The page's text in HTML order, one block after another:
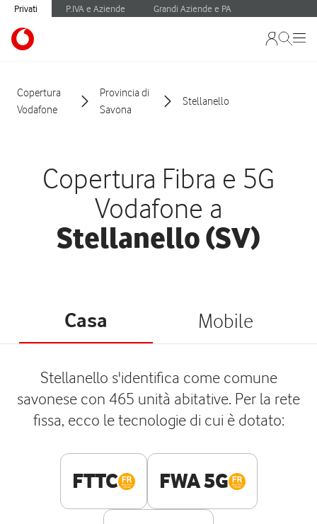
Privati P.IVA e Aziende Grandi Aziende e PA
Copertura
Vodafone
Provincia di
Savona
Stellanello
Copertura Fibra e 5G
Vodafone a
Stellanello (SV)
Casa Mobile
Stellanello s'identifica come comune
savonese con 465 unità abitative. Per la rete
fissa, ecco le tecnologie di cui è dotato:
FTTC FWA 5G